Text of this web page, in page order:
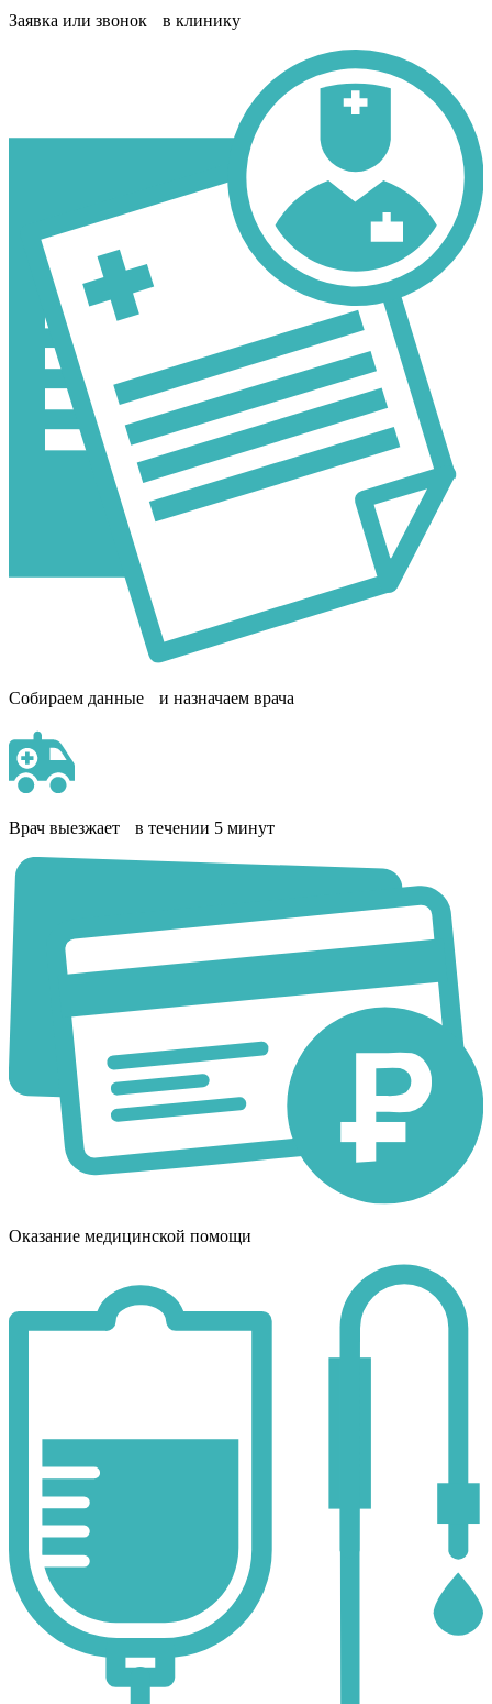
Заявка или звонок в клинику
Собираем данные и назначаем врача
Врач выезжает в течении 5 минут
Оказание медицинской помощи